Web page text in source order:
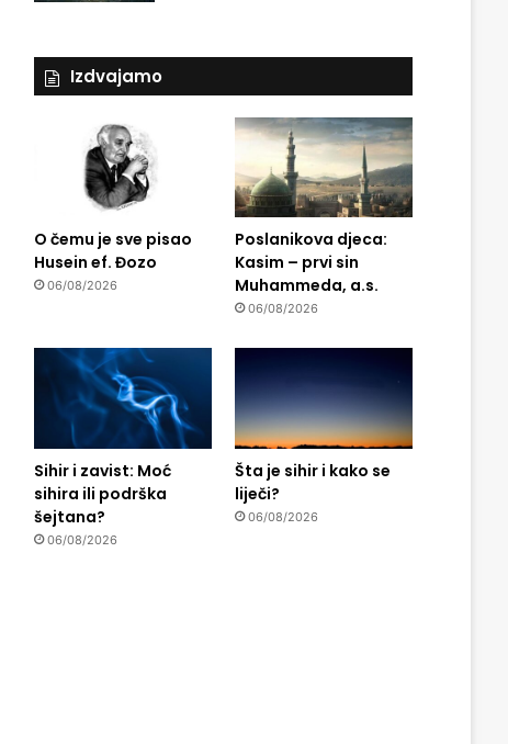
Izdvajamo
O čemu je sve pisao
Husein ef. Đozo
06/08/2026
Poslanikova djeca:
Kasim – prvi sin
Muhammeda, a.s.
06/08/2026
Sihir i zavist: Moć
sihira ili podrška
šejtana?
06/08/2026
Šta je sihir i kako se
liječi?
06/08/2026